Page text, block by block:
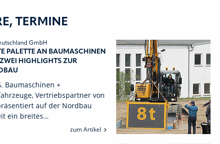
TERMINE
GmbH
PALETTE AN BAUMASCHINEN
HIGHLIGHTS ZUR
Baumaschinen +
Vertriebspartner von
auf der Nordbau
ein breites…
zum Artikel